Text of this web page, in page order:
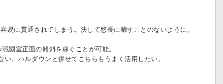
に貫通されてしまう。決して悠長に晒すことのないように。
闘室正面の傾斜を稼ぐことが可能。
。ハルダウンと併せてこちらもうまく活用したい。